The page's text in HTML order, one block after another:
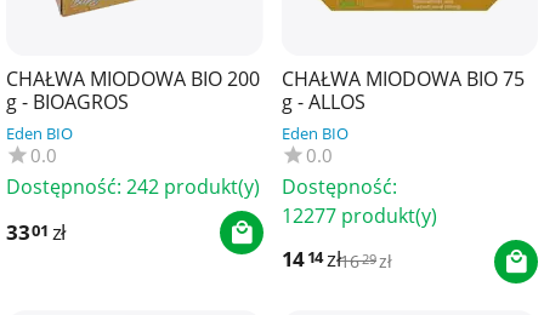
CHAŁWA MIODOWA BIO 200
g - BIOAGROS
Eden BIO
0.0
Dostępność: 242 produkt(y)
3301 zł
CHAŁWA MIODOWA BIO 75
g - ALLOS
Eden BIO
0.0
Dostępność:
12277 produkt(y)
1414zł1629 zł